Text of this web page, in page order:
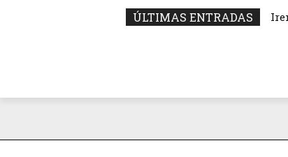
ÚLTIMAS ENTRADAS